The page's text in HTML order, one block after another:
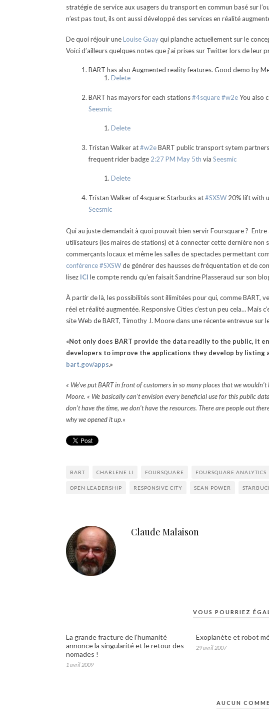
stratégie de service aux usagers du transport en commun basé sur
n’est pas tout, ils ont aussi développé des services en réalité
De quoi réjouir uneLouise Guayqui planche actuellement sur le
Voici d’ailleurs quelques notes que j’ai prises sur Twitter lors de
BART has also Augmented reality features. Good demo by
Delete
BART has mayors for each stations#4square#w2eYou also
Seesmic
Delete
Tristan Walker at#w2eBART public transport sytem
frequent rider badge 2:27 PM May 5th via Seesmic
Delete
Tristan Walker of 4square: Starbucks at#SXSW 20% lift with
Seesmic
Qui au juste demandait à quoi pouvait bien servir Foursquare ? Entre
utilisateurs (les maires de stations) et à connecter cette dernière non
commerçants locaux et même les salles de spectacles permettant
conférence #SXSWde générer des hausses de fréquentation et de
lisez ICI le compte rendu qu’en faisait Sandrine Plasseraud sur son
À partir de là, les possibilités sont illimitées pour qui, comme BART,
réel et réalité augmentée. Responsive Cities c’est un peu cela… Mais
site Web de BART, Timothy J. Moore dans une récente entrevue sur
«Not only does BART provide the data readily to the public, it
developers to improve the applications they develop by listing
bart.gov/apps.»
« We’ve put BART in front of customers in so many places that we
Moore. « We basically can’t envision every beneficial use for this public
don’t have the time, we don’t have the resources. There are people out
why we opened it up.«
BART CHARLENE LI FOURSQUARE FOURSQUARE ANALYTICS
OPEN LEADERSHIP RESPONSIVE CITY SEAN POWER
Claude Malaison
VOUS POURRIEZ
La grande fracture de l’humanité
annonce la singularité et le retour des
nomades !
1 avril 2009
Exoplanète et robot
29 avril 2007
AUCUN